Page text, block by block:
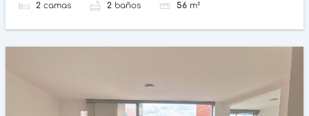
2 camas 2 baños 56 m²